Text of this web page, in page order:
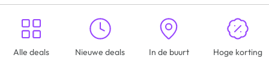
Alle deals Nieuwe deals In de buurt Hoge korting